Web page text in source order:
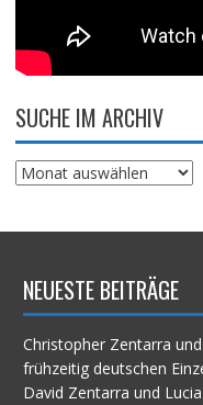
SUCHE IM ARCHIV
Suche
NEUESTE BEITRÄGE
Christopher Zentarra
frühzeitig deutschen
David Zentarra und